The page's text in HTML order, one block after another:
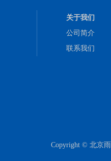
关于我们
公司简介
联系我们
Copyright © 北京